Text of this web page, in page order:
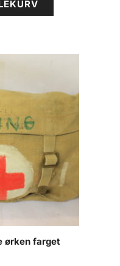
ørken farget